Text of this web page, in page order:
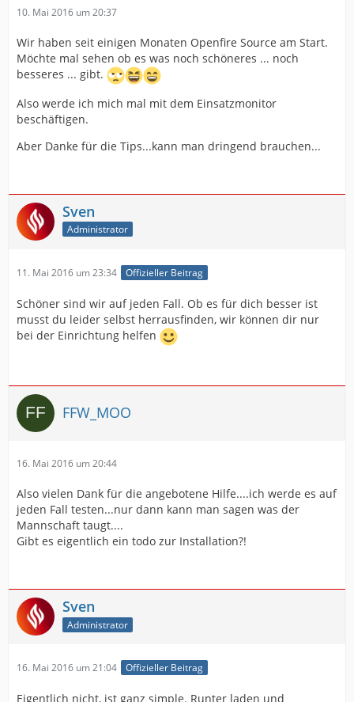
10. Mai 2016 um 20:37
Wir haben seit einigen Monaten Openfire Source am Start.
Möchte mal sehen ob es was noch schöneres ... noch
besseres ... gibt.
Also werde ich mich mal mit dem Einsatzmonitor
beschäftigen.
Aber Danke für die Tips...kann man dringend brauchen...
Sven
Administrator
11. Mai 2016 um 23:34 Offizieller Beitrag
Schöner sind wir auf jeden Fall. Ob es für dich besser ist
musst du leider selbst herrausfinden, wir können dir nur
bei der Einrichtung helfen
FFW_MOO
16. Mai 2016 um 20:44
Also vielen Dank für die angebotene Hilfe....ich werde es auf
jeden Fall testen...nur dann kann man sagen was der
Mannschaft taugt....
Gibt es eigentlich ein todo zur Installation?!
Sven
Administrator
16. Mai 2016 um 21:04 Offizieller Beitrag
Eigentlich nicht, ist ganz simple. Runter laden und